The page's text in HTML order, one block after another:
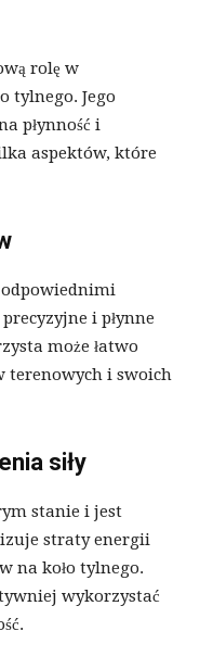
rolę w
tylnego. Jego
płynność i
aspektów, które
odpowiednimi
i płynne
może łatwo
terenowych i swoich
siły
stanie i jest
straty energii
na koło tylnego.
wykorzystać